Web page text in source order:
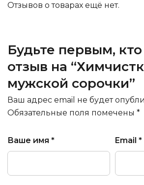
Отзывов о товарах ещё нет.
Будьте первым,
отзыв на
мужской сорочки”
Ваш адрес email не будет
Обязательные поля помечены *
Ваше имя * Email *